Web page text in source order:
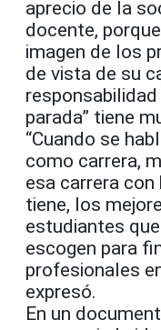
aprecio de la
docente,
imagen de los
de vista de su
parada” tiene
“Cuando se
como carrera,
esa carrera con
tiene, los
estudiantes
escogen para
profesionales
expresó.
En un